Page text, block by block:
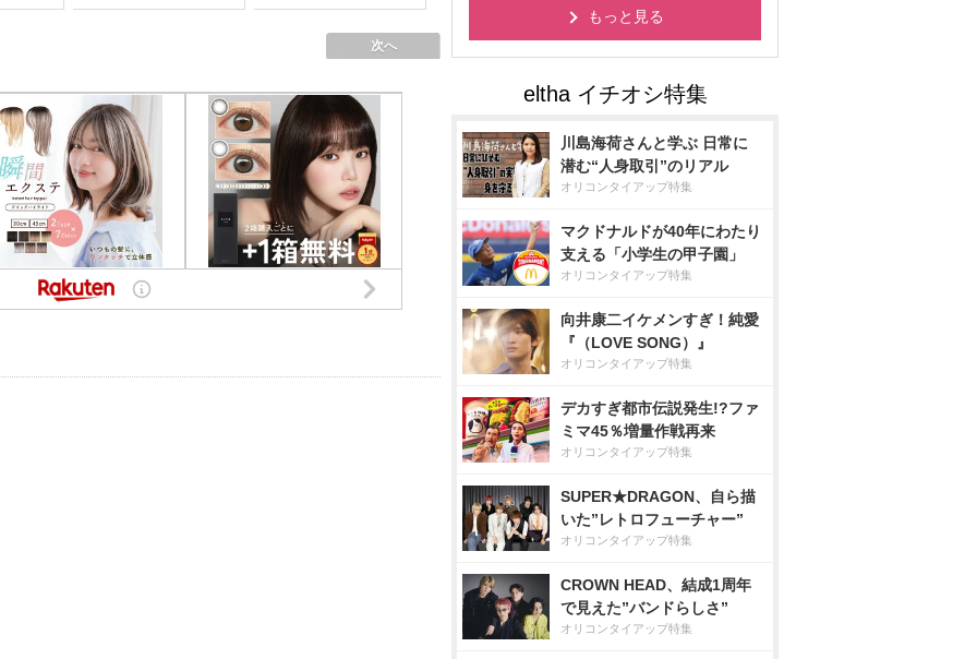
次へ
もっと見る
川島海荷さんと学ぶ 日常に
潜む“人身取引”のリアル
オリコンタイアップ特集
マクドナルドが40年にわたり
支える「小学生の甲子園」
オリコンタイアップ特集
向井康二イケメンすぎ！純愛
『（LOVE SONG）』
オリコンタイアップ特集
デカすぎ都市伝説発生!?ファ
ミマ45％増量作戦再来
オリコンタイアップ特集
SUPER★DRAGON、自ら描
いた”レトロフューチャー”
オリコンタイアップ特集
CROWN HEAD、結成1周年
で見えた”バンドらしさ”
オリコンタイアップ特集